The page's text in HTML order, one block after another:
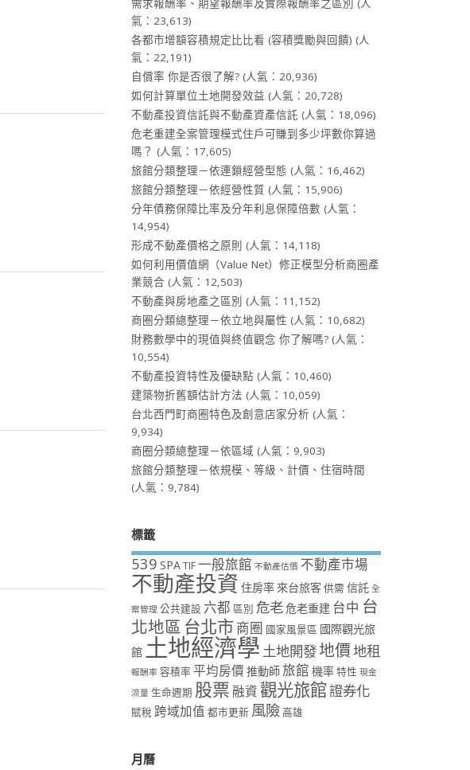
需求報酬率、期望報酬率及實際報酬率之區別 (人
氣：23,613)
各都市增額容積規定比比看 (容積獎勵與回饋) (人
氣：22,191)
自償率 你是否很了解? (人氣：20,936)
如何計算單位土地開發效益 (人氣：20,728)
不動產投資信託與不動產資產信託 (人氣：18,096)
危老重建全案管理模式住戶可賺到多少坪數你算過
嗎？ (人氣：17,605)
旅館分類整理－依連鎖經營型態 (人氣：16,462)
旅館分類整理－依經營性質 (人氣：15,906)
分年債務保障比率及分年利息保障倍數 (人氣：
14,954)
形成不動產價格之原則 (人氣：14,118)
如何利用價值網（Value Net）修正模型分析商圈產
業競合 (人氣：12,503)
不動產與房地產之區別 (人氣：11,152)
商圈分類總整理－依立地與屬性 (人氣：10,682)
財務數學中的現值與終值觀念 你了解嗎? (人氣：
10,554)
不動產投資特性及優缺點 (人氣：10,460)
建築物折舊額估計方法 (人氣：10,059)
台北西門町商圈特色及創意店家分析 (人氣：
9,934)
商圈分類總整理－依區域 (人氣：9,903)
旅館分類整理－依規模、等級、計價、住宿時間
(人氣：9,784)
標籤
539 SPA TIF 一般旅館 不動產估價 不動產市場
不動產投資 住房率 來台旅客 供需 信託 全
案管理 公共建設 六都 區別 危老危老重建 台中 台
北地區 台北市商圈 國家風景區 國際觀光旅
館 土地經濟學 土地開發地價地租
報酬率 容積率 平均房價 推動師旅館 機率 特性 現金
流量 生命週期 股票 融資 觀光旅館證券化
賦稅 跨域加值 都市更新 風險 高雄
月曆